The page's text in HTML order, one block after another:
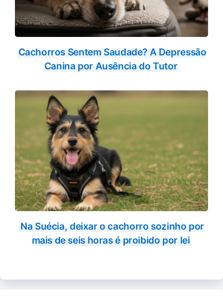
Cachorros Sentem Saudade? A Depressão
Canina por Ausência do Tutor
Na Suécia, deixar o cachorro sozinho por
mais de seis horas é proibido por lei